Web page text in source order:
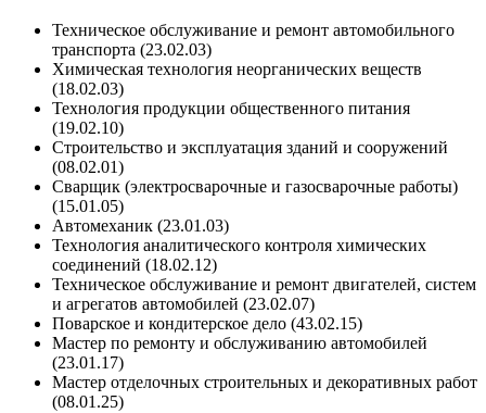
Техническое обслуживание и ремонт автомобильного
транспорта (23.02.03)
Химическая технология неорганических веществ
(18.02.03)
Технология продукции общественного питания
(19.02.10)
Строительство и эксплуатация зданий и сооружений
(08.02.01)
Сварщик (электросварочные и газосварочные работы)
(15.01.05)
Автомеханик (23.01.03)
Технология аналитического контроля химических
соединений (18.02.12)
Техническое обслуживание и ремонт двигателей, систем
и агрегатов автомобилей (23.02.07)
Поварское и кондитерское дело (43.02.15)
Мастер по ремонту и обслуживанию автомобилей
(23.01.17)
Мастер отделочных строительных и декоративных работ
(08.01.25)